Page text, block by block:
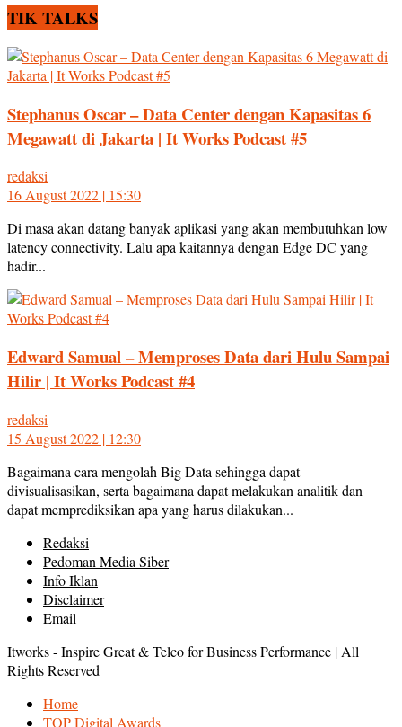
TIK TALKS
Stephanus Oscar – Data Center dengan Kapasitas 6
Megawatt di Jakarta | It Works Podcast #5
redaksi
16 August 2022 | 15:30
Di masa akan datang banyak aplikasi yang akan membutuhkan low
latency connectivity. Lalu apa kaitannya dengan Edge DC yang
hadir...
Edward Samual – Memproses Data dari Hulu Sampai
Hilir | It Works Podcast #4
redaksi
15 August 2022 | 12:30
Bagaimana cara mengolah Big Data sehingga dapat
divisualisasikan, serta bagaimana dapat melakukan analitik dan
dapat memprediksikan apa yang harus dilakukan...
Redaksi
Pedoman Media Siber
Info Iklan
Disclaimer
Email
Itworks - Inspire Great & Telco for Business Performance | All
Rights Reserved
Home
TOP Digital Awards